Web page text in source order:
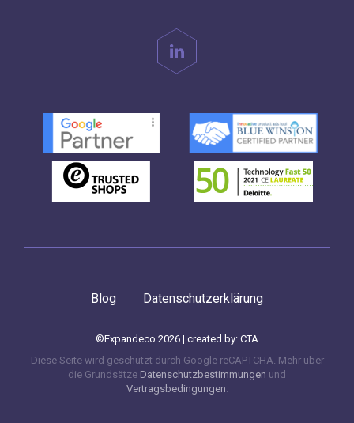
Blog Datenschutzerklärung
©Expandeco 2026 | created by: CTA
Diese Seite wird geschützt durch Google reCAPTCHA. Mehr über
die Grundsätze Datenschutzbestimmungen und
Vertragsbedingungen.